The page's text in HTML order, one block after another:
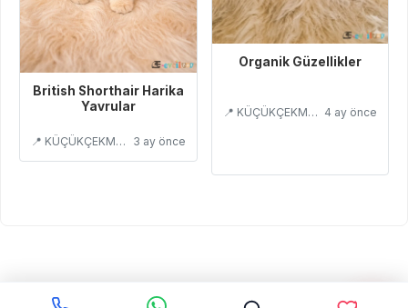
British Shorthair Harika
Yavrular
📍 KÜÇÜKÇEKMECE/İSTANBUL 3 ay önce
Organik Güzellikler
📍 KÜÇÜKÇEKMECE/İSTANBUL 4 ay önce